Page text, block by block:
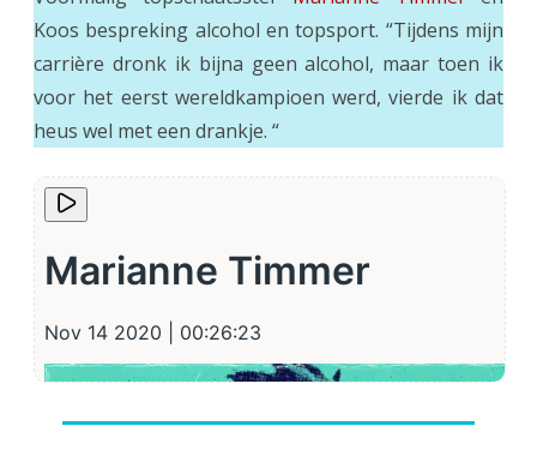
Koos bespreking alcohol en topsport. “Tijdens mijn
carrière dronk ik bijna geen alcohol, maar toen ik
voor het eerst wereldkampioen werd, vierde ik dat
heus wel met een drankje. “